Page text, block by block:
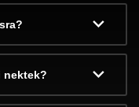
nektek?